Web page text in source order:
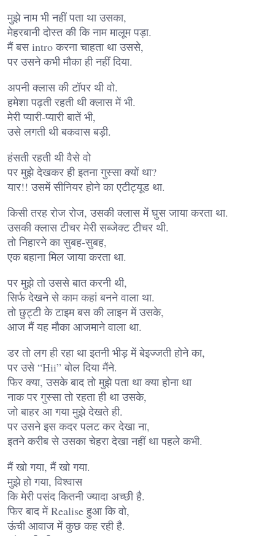
मुझे नाम भी नहीं पता था उसका,
मेहरबानी दोस्त की कि नाम मालूम पड़ा.
मैं बस intro करना चाहता था उससे,
पर उसने कभी मौका ही नहीं दिया.
अपनी क्लास की टॉपर थी वो.
हमेशा पढ़ती रहती थी क्लास में भी.
मेरी प्यारी-प्यारी बातें भी,
उसे लगती थी बकवास बड़ी.
हंसती रहती थी वैसे वो
पर मुझे देखकर ही इतना गुस्सा क्यों था?
यार!! उसमें सीनियर होने का एटीट्यूड था.
किसी तरह रोज रोज, उसकी क्लास में घुस जाया करता था.
उसकी क्लास टीचर मेरी सब्जेक्ट टीचर थी.
तो निहारने का सुबह-सुबह,
एक बहाना मिल जाया करता था.
पर मुझे तो उससे बात करनी थी,
सिर्फ देखने से काम कहां बनने वाला था.
तो छुट्टी के टाइम बस की लाइन में उसके,
आज मैं यह मौका आजमाने वाला था.
डर तो लग ही रहा था इतनी भीड़ में बेइज्जती होने का,
पर उसे “Hii” बोल दिया मैंने.
फिर क्या, उसके बाद तो मुझे पता था क्या होना था
नाक पर गुस्सा तो रहता ही था उसके,
जो बाहर आ गया मुझे देखते ही.
पर उसने इस कदर पलट कर देखा ना,
इतने करीब से उसका चेहरा देखा नहीं था पहले कभी.
मैं खो गया, मैं खो गया.
मुझे हो गया, विश्वास
कि मेरी पसंद कितनी ज्यादा अच्छी है.
फिर बाद में Realise हुआ कि वो,
ऊंची आवाज में कुछ कह रही है.